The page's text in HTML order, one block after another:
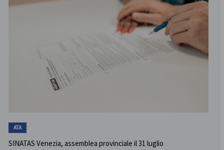
ATA
SINATAS Venezia, assemblea provinciale il 31 luglio